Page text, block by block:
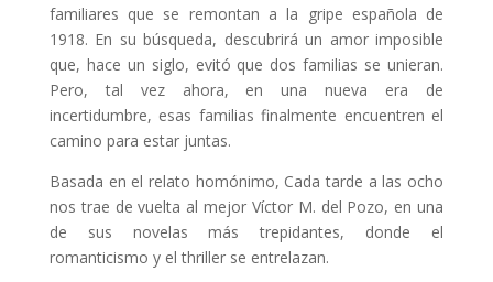
familiares que se remontan a la gripe española de
1918. En su búsqueda, descubrirá un amor imposible
que, hace un siglo, evitó que dos familias se unieran.
Pero, tal vez ahora, en una nueva era de
incertidumbre, esas familias finalmente encuentren el
camino para estar juntas.
Basada en el relato homónimo, Cada tarde a las ocho
nos trae de vuelta al mejor Víctor M. del Pozo, en una
de sus novelas más trepidantes, donde el
romanticismo y el thriller se entrelazan.